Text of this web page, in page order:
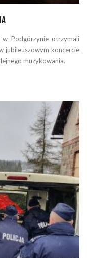
w Podgórzynie otrzymali
jubileuszowym koncercie
muzykowania.